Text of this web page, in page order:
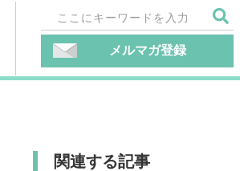
メルマガ登録
関連する記事